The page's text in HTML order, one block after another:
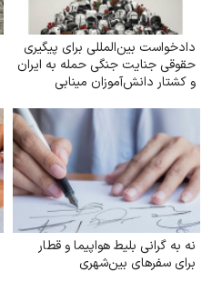
دادخواست بین‌المللی برای پیگیری
حقوقی جنایت جنگی حمله به ایران
و کشتار دانش‌آموزان مینابی
نه به گرانی بلیط هواپیما و قطار
برای سفرهای بین‌شهری